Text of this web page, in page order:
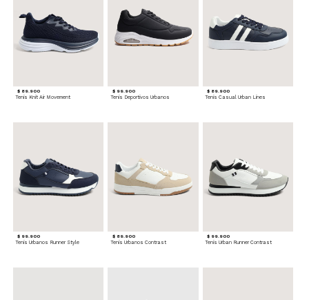
$ 89.900
Tenis Knit Air Movement
$ 99.900
Tenis Deportivos Urbanos
$ 89.900
Tenis Casual Urban Lines
$ 99.900
Tenis Urbanos Runner Style
$ 89.900
Tenis Urbanos Contrast
$ 99.900
Tenis Urban Runner Contrast